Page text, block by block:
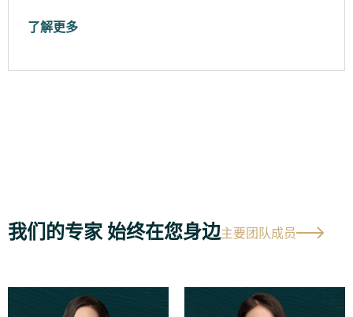
了解更多
我们的专家 始终在您身边主要团队成员